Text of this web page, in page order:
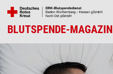
BLUTSPENDE-MAGAZIN